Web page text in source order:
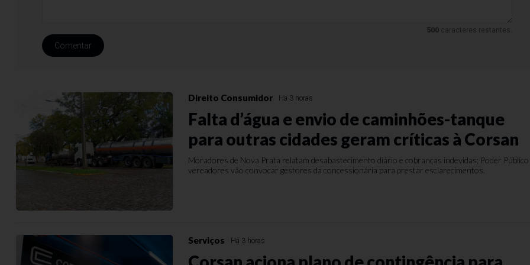
500caracteres restantes.
Comentar
Direito Consumidor Há 3 horas
Falta d’água e envio de caminhões-tanque
para outras cidades geram críticas à Corsan
Moradores de Nova Prata relatam desabastecimento diário e cobranças indevidas; Poder Público
vereadores vão convocar gestores da concessionária para prestar esclarecimentos.
Serviços Há 3 horas